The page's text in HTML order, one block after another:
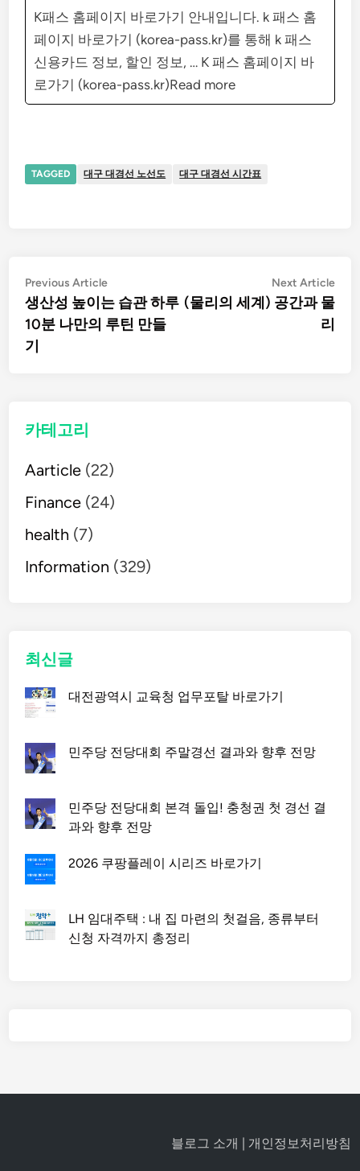
K패스 홈페이지 바로가기 안내입니다. k 패스 홈
페이지 바로가기 (korea-pass.kr)를 통해 k 패스
신용카드 정보, 할인 정보, … K 패스 홈페이지 바
로가기 (korea-pass.kr)Read more
TAGGED 대구 대경선 노선도 대구 대경선 시간표
글
탐
색
Previous ArticlePrevious
article:
생산성 높이는 습관 하루
10분 나만의 루틴 만들
기
Next Article
(물리의 세계) 공간과 물
리
카테고리
Aarticle (22)
Finance (24)
health (7)
Information (329)
최신글
대전광역시 교육청 업무포탈 바로가기
민주당 전당대회 주말경선 결과와 향후 전망
민주당 전당대회 본격 돌입! 충청권 첫 경선 결
과와 향후 전망
2026 쿠팡플레이 시리즈 바로가기
LH 임대주택 : 내 집 마련의 첫걸음, 종류부터
신청 자격까지 총정리
블로그 소개 | 개인정보처리방침